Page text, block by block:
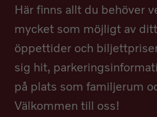
Här finns allt du behöver
mycket som möjligt av
öppettider och
sig hit,
på plats som familjerum
Välkommen till oss!